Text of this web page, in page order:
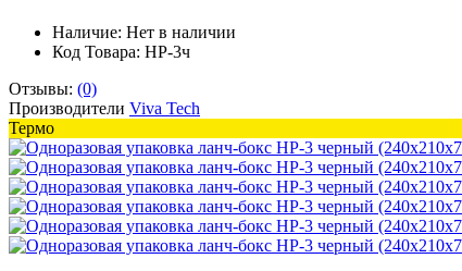
Наличие: Нет в наличии
Код Товара: HP-3ч
Отзывы: (0)
Производители Viva Tech
Термо